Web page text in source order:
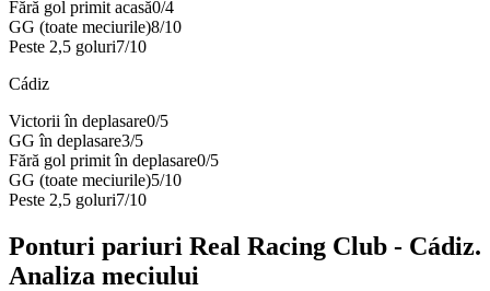
Fără gol primit acasă0/4
GG (toate meciurile)8/10
Peste 2,5 goluri7/10
Cádiz
Victorii în deplasare0/5
GG în deplasare3/5
Fără gol primit în deplasare0/5
GG (toate meciurile)5/10
Peste 2,5 goluri7/10
Ponturi pariuri Real Racing Club - Cádiz.
Analiza meciului